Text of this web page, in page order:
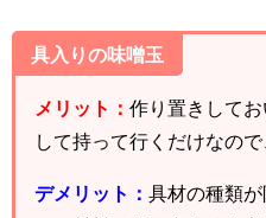
具入りの味噌玉
メリット： 作り置きして
して持って行くだけなの
デメリット： 具材の種類